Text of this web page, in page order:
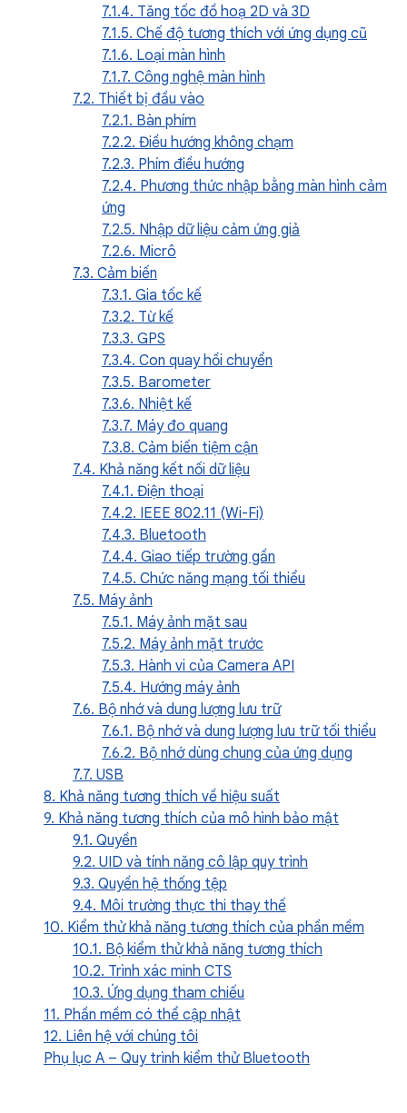
7.1.4. Tăng tốc đồ hoạ 2D và 3D
7.1.5. Chế độ tương thích với ứng dụng cũ
7.1.6. Loại màn hình
7.1.7. Công nghệ màn hình
7.2. Thiết bị đầu vào
7.2.1. Bàn phím
7.2.2. Điều hướng không chạm
7.2.3. Phím điều hướng
7.2.4. Phương thức nhập bằng màn hình cảm
ứng
7.2.5. Nhập dữ liệu cảm ứng giả
7.2.6. Micrô
7.3. Cảm biến
7.3.1. Gia tốc kế
7.3.2. Từ kế
7.3.3. GPS
7.3.4. Con quay hồi chuyển
7.3.5. Barometer
7.3.6. Nhiệt kế
7.3.7. Máy đo quang
7.3.8. Cảm biến tiệm cận
7.4. Khả năng kết nối dữ liệu
7.4.1. Điện thoại
7.4.2. IEEE 802.11 (Wi-Fi)
7.4.3. Bluetooth
7.4.4. Giao tiếp trường gần
7.4.5. Chức năng mạng tối thiểu
7.5. Máy ảnh
7.5.1. Máy ảnh mặt sau
7.5.2. Máy ảnh mặt trước
7.5.3. Hành vi của Camera API
7.5.4. Hướng máy ảnh
7.6. Bộ nhớ và dung lượng lưu trữ
7.6.1. Bộ nhớ và dung lượng lưu trữ tối thiểu
7.6.2. Bộ nhớ dùng chung của ứng dụng
7.7. USB
8. Khả năng tương thích về hiệu suất
9. Khả năng tương thích của mô hình bảo mật
9.1. Quyền
9.2. UID và tính năng cô lập quy trình
9.3. Quyền hệ thống tệp
9.4. Môi trường thực thi thay thế
10. Kiểm thử khả năng tương thích của phần mềm
10.1. Bộ kiểm thử khả năng tương thích
10.2. Trình xác minh CTS
10.3. Ứng dụng tham chiếu
11. Phần mềm có thể cập nhật
12. Liên hệ với chúng tôi
Phụ lục A – Quy trình kiểm thử Bluetooth